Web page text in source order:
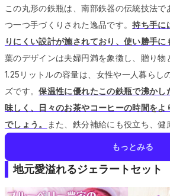
この丸形の鉄瓶は、南部鉄器の伝統技法
つ一つ手づくりされた逸品です。持ち手に
りにくい設計が施されており、使い勝手
葉のデザインは夫婦円満を象徴し、贈り物
1.25リットルの容量は、女性や一人暮らし
ズです。保温性に優れたこの鉄瓶で沸かし
味しく、日々のお茶やコーヒーの時間をよ
でしょう。
また、鉄分補給にも役立ち、健
もっとみる
地元愛溢れるジェラートセット